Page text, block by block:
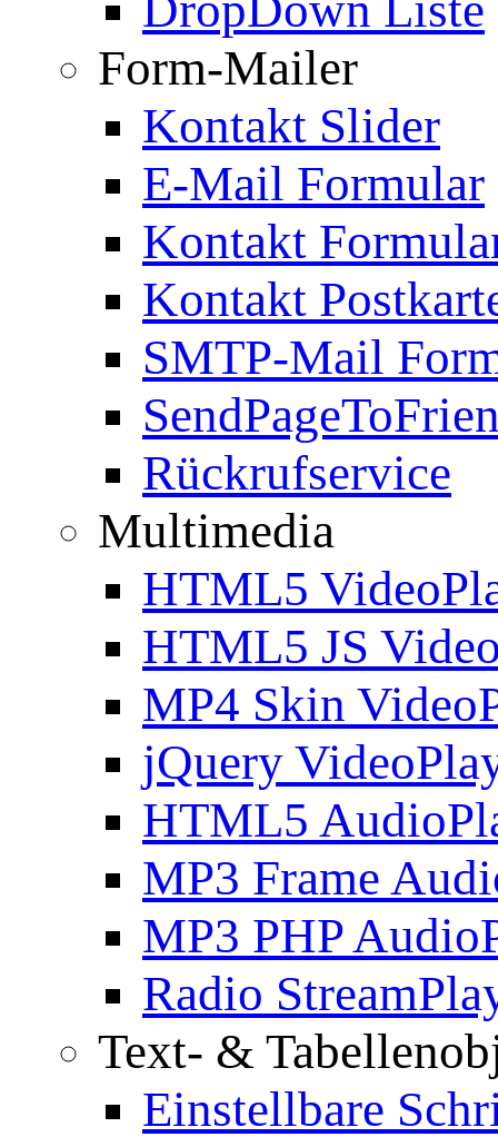
Form-Mailer
Kontakt Slider
E-Mail Formular
Kontakt
Kontakt
SMTP-Mail
Rückrufservice
Multimedia
HTML5
HTML5 JS
MP4 Skin
jQuery
HTML5
MP3 Frame
MP3 PHP
Radio
Text- &
Einstellbare